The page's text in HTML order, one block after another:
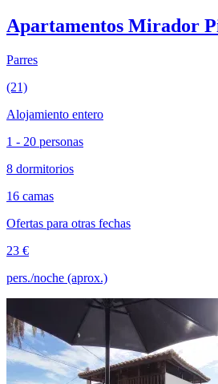
Apartamentos Mirador
Parres
(21)
Alojamiento entero
1 - 20 personas
8 dormitorios
16 camas
Ofertas para otras fechas
23 €
pers./noche (aprox.)